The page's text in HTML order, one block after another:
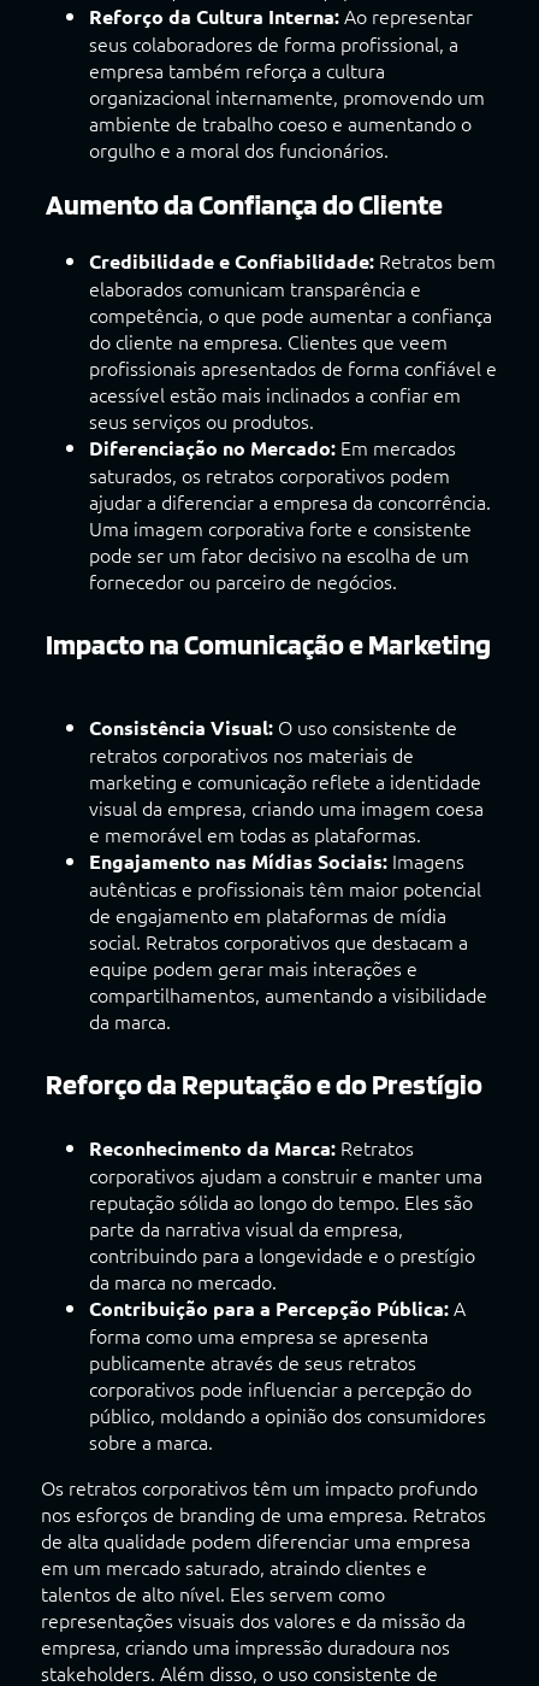
Reforço da Cultura Interna:Ao representar
seus colaboradores de forma profissional, a
empresa também reforça a cultura
organizacional internamente, promovendo um
ambiente de trabalho coeso e aumentando o
orgulho e a moral dos funcionários.
Aumento da Confiança do Cliente
Credibilidade e Confiabilidade:Retratos bem
elaborados comunicam transparência e
competência, o que pode aumentar a confiança
do cliente na empresa. Clientes que veem
profissionais apresentados de forma confiável e
acessível estão mais inclinados a confiar em
seus serviços ou produtos.
Diferenciação no Mercado:Em mercados
saturados, os retratos corporativos podem
ajudar a diferenciar a empresa da concorrência.
Uma imagem corporativa forte e consistente
pode ser um fator decisivo na escolha de um
fornecedor ou parceiro de negócios.
Impacto na Comunicação e Marketing
Consistência Visual:O uso consistente de
retratos corporativos nos materiais de
marketing e comunicação reflete a identidade
visual da empresa, criando uma imagem coesa
e memorável em todas as plataformas.
Engajamento nas Mídias Sociais:Imagens
autênticas e profissionais têm maior potencial
de engajamento em plataformas de mídia
social. Retratos corporativos que destacam a
equipe podem gerar mais interações e
compartilhamentos, aumentando a visibilidade
da marca.
Reforço da Reputação e do Prestígio
Reconhecimento da Marca:Retratos
corporativos ajudam a construir e manter uma
reputação sólida ao longo do tempo. Eles são
parte da narrativa visual da empresa,
contribuindo para a longevidade e o prestígio
da marca no mercado.
Contribuição para a Percepção Pública:A
forma como uma empresa se apresenta
publicamente através de seus retratos
corporativos pode influenciar a percepção do
público, moldando a opinião dos consumidores
sobre a marca.
Os retratos corporativos têm um impacto profundo
nos esforços de branding de uma empresa. Retratos
de alta qualidade podem diferenciar uma empresa
em um mercado saturado, atraindo clientes e
talentos de alto nível. Eles servem como
representações visuais dos valores e da missão da
empresa, criando uma impressão duradoura nos
stakeholders. Além disso, o uso consistente de